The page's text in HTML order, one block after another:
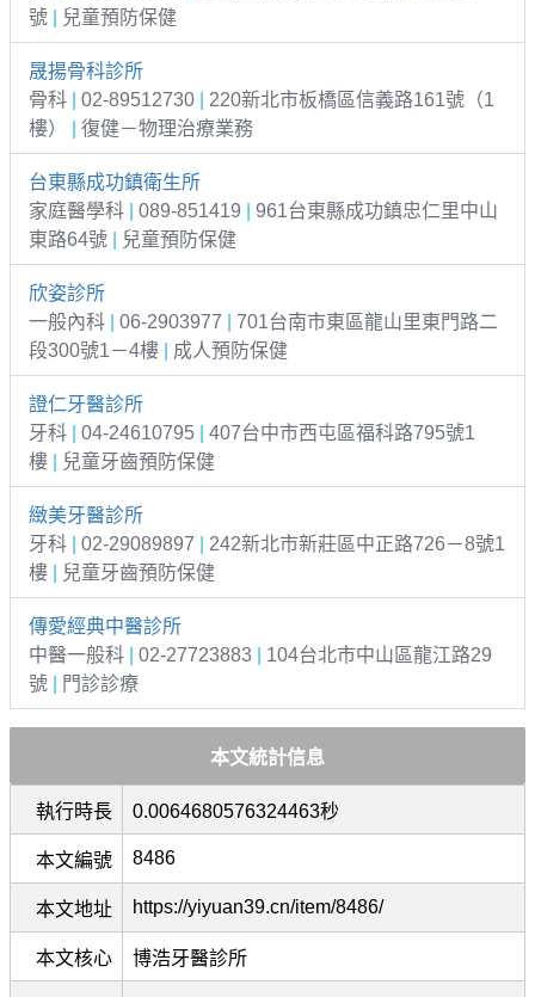
號
兒童預防保健
晟揚骨科診所
骨科
02-89512730
220新北市板橋區信義路161號（1
樓）
復健－物理治療業務
台東縣成功鎮衛生所
家庭醫學科
089-851419
961台東縣成功鎮忠仁里中山
東路64號
兒童預防保健
欣姿診所
一般內科
06-2903977
701台南市東區龍山里東門路二
段300號1－4樓
成人預防保健
證仁牙醫診所
牙科
04-24610795
407台中市西屯區福科路795號1
樓
兒童牙齒預防保健
緻美牙醫診所
牙科
02-29089897
242新北市新莊區中正路726－8號1
樓
兒童牙齒預防保健
傳愛經典中醫診所
中醫一般科
02-27723883
104台北市中山區龍江路29
號
門診診療
本文統計信息
執行時長 0.0064680576324463秒
本文編號 8486
本文地址 https://yiyuan39.cn/item/8486/
本文核心 博浩牙醫診所